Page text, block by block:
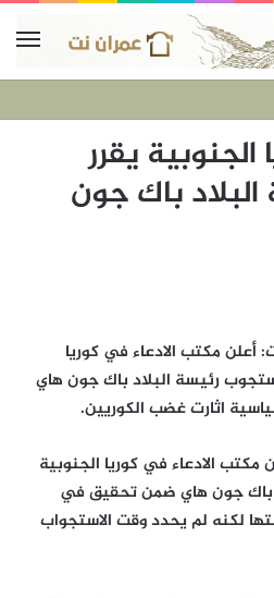
الجنوبية يقرر
باك جون
نت: أعلن مكتب الادعاء في كوريا
رئيسة البلاد باك جون هاي
اثارت غضب الكوريين.
الادعاء في كوريا الجنوبية
باك جون هاي ضمن تحقيق في
لكنه لم يحدد وقت الاستجواب